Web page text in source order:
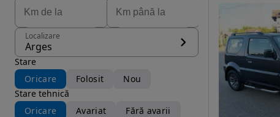
Localizare
Arges
Stare
Oricare
Folosit
Nou
Stare tehnică
Oricare
Avariat Fără avarii